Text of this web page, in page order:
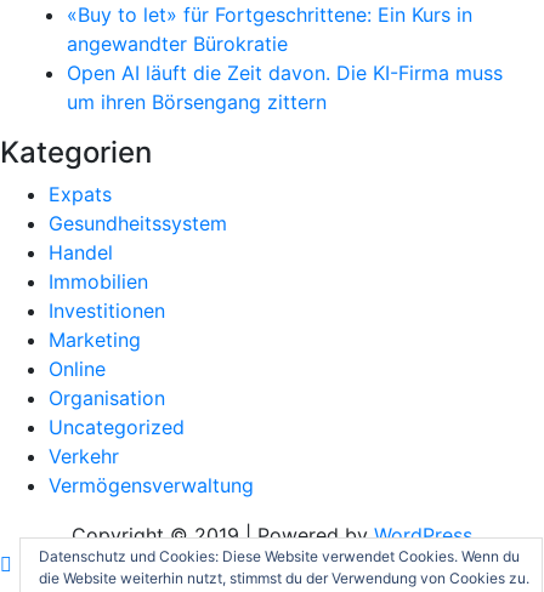
«Buy to let» für Fortgeschrittene: Ein Kurs in
angewandter Bürokratie
Open AI läuft die Zeit davon. Die KI-Firma muss
um ihren Börsengang zittern
Kategorien
Expats
Gesundheitssystem
Handel
Immobilien
Investitionen
Marketing
Online
Organisation
Uncategorized
Verkehr
Vermögensverwaltung
Copyright © 2019 | Powered byWordPress
Datenschutz und Cookies: Diese Website verwendet Cookies. Wenn du
die Website weiterhin nutzt, stimmst du der Verwendung von Cookies zu.